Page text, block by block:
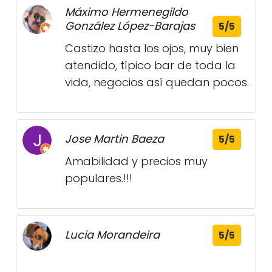
Máximo Hermenegildo
González López-Barajas
5/5
Castizo hasta los ojos, muy bien
atendido, típico bar de toda la
vida, negocios así quedan pocos.
Jose Martin Baeza 5/5
Amabilidad y precios muy
populares.!!!
Lucia Morandeira 5/5